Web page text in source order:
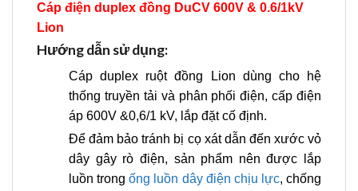
Cáp điện duplex đồng DuCV 600V & 0.6/1kV
Lion
Hướng dẫn sử dụng:
Cáp duplex ruột đồng Lion dùng cho hệ
thống truyền tải và phân phối điện, cấp điện
áp 600V &0,6/1 kV, lắp đặt cố định.
Để đảm bảo tránh bị cọ xát dẫn đến xước vỏ
dây gây rò điện, sản phẩm nên được lắp
luồn trongống luồn dây điện chịu lực, chống